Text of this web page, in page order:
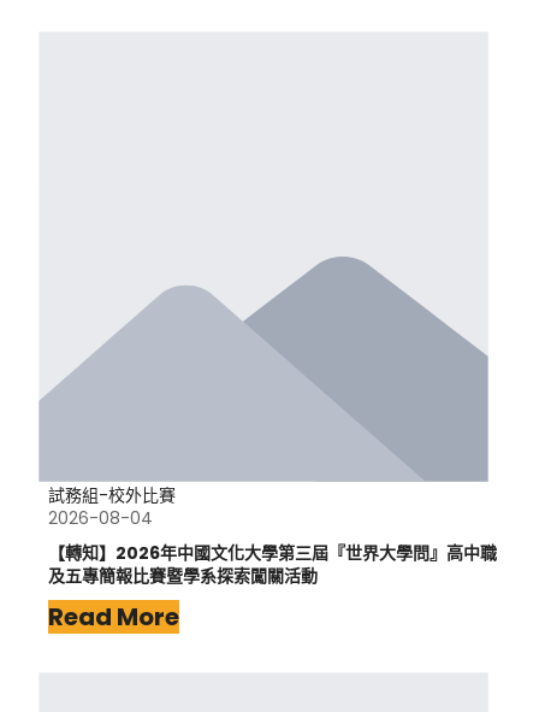
試務組-校外比賽
2026-08-04
【轉知】2026年中國文化大學第三屆『世界大學問』高中職
及五專簡報比賽暨學系探索闖關活動
Read More